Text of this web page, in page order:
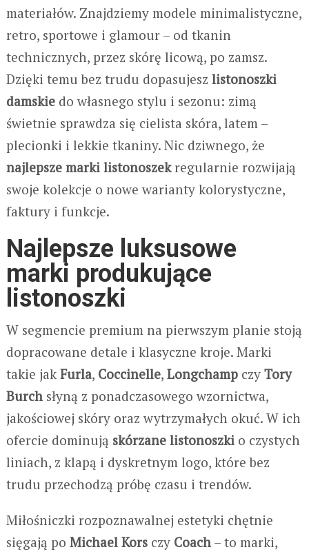
materiałów. Znajdziemy modele minimalistyczne,
retro, sportowe i glamour – od tkanin
technicznych, przez skórę licową, po zamsz.
Dzięki temu bez trudu dopasujesz listonoszki
damskiedo własnego stylu i sezonu: zimą
świetnie sprawdza się cielista skóra, latem –
plecionki i lekkie tkaniny. Nic dziwnego, że
najlepsze marki listonoszekregularnie rozwijają
swoje kolekcje o nowe warianty kolorystyczne,
faktury i funkcje.
Najlepsze luksusowe
marki produkujące
listonoszki
W segmencie premium na pierwszym planie stoją
dopracowane detale i klasyczne kroje. Marki
takie jak Furla, Coccinelle, Longchampczy Tory
Burchsłyną z ponadczasowego wzornictwa,
jakościowej skóry oraz wytrzymałych okuć. W ich
ofercie dominują skórzane listonoszkio czystych
liniach, z klapą i dyskretnym logo, które bez
trudu przechodzą próbę czasu i trendów.
Miłośniczki rozpoznawalnej estetyki chętnie
sięgają po Michael Korsczy Coach– to marki,